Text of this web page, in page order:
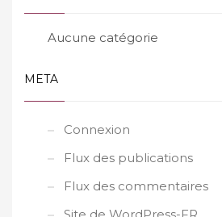
Aucune catégorie
META
Connexion
Flux des publications
Flux des commentaires